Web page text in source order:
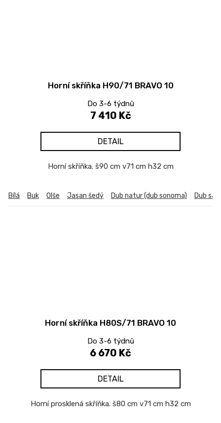
Horní skříňka H90/71 BRAVO 10
Do 3-6 týdnů
7 410 Kč
DETAIL
Horní skříňka. š90 cm v71 cm h32 cm
Bílá Buk Olše Jasan šedý Dub natur (dub sonoma) Dub
Horní skříňka H80S/71 BRAVO 10
Do 3-6 týdnů
6 670 Kč
DETAIL
Horní prosklená skříňka. š80 cm v71 cm h32 cm